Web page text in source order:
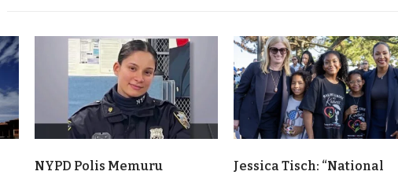
NYPD Polis Memuru
Jessica Tisch: “National